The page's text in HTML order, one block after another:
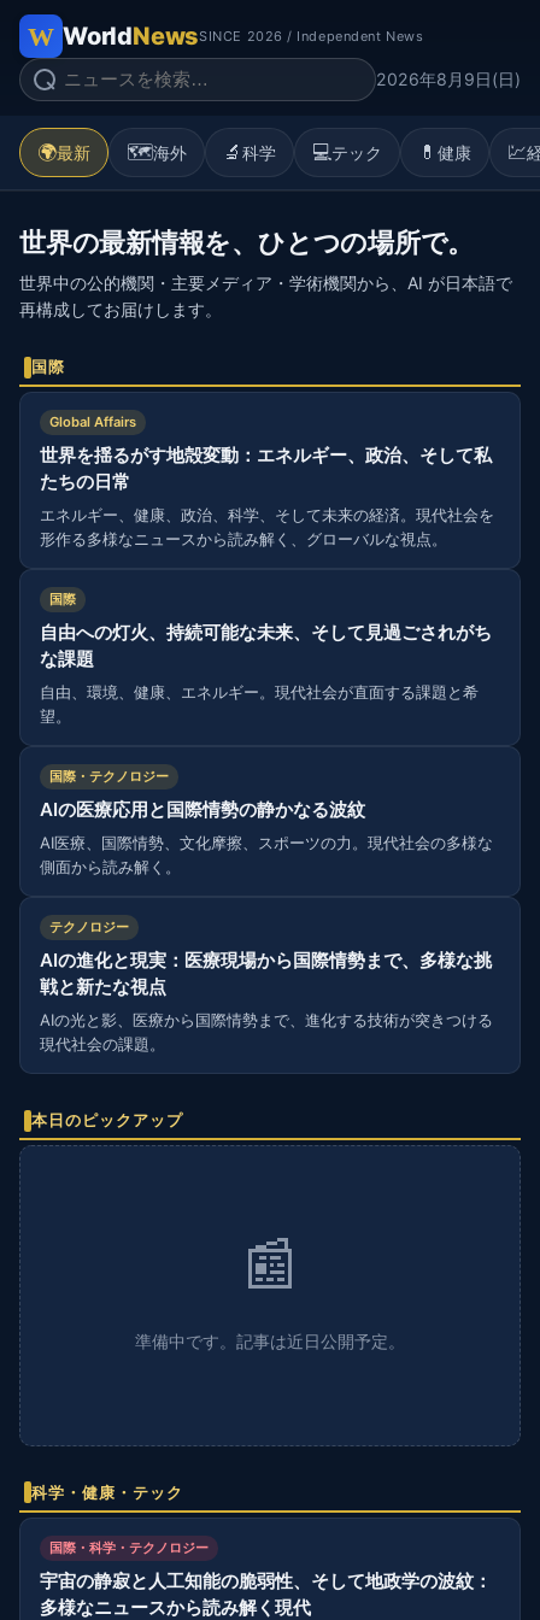
WorldNewsSINCE 2026 / Independent News
2026年8月9日(日)
🌍最新 🗺️海外 🔬 科学 💻テック 💊 健康 💹
世界の最新情報を、ひとつの場所で。
世界中の公的機関・主要メディア・学術機関から、AI が日本語で
再構成してお届けします。
国際
Global Affairs
世界を揺るがす地殻変動：エネルギー、政治、そして私
たちの日常
エネルギー、健康、政治、科学、そして未来の経済。現代社会を
形作る多様なニュースから読み解く、グローバルな視点。
国際
自由への灯火、持続可能な未来、そして見過ごされがち
な課題
自由、環境、健康、エネルギー。現代社会が直面する課題と希
望。
国際・テクノロジー
AIの医療応用と国際情勢の静かなる波紋
AI医療、国際情勢、文化摩擦、スポーツの力。現代社会の多様な
側面から読み解く。
テクノロジー
AIの進化と現実：医療現場から国際情勢まで、多様な挑
戦と新たな視点
AIの光と影、医療から国際情勢まで、進化する技術が突きつける
現代社会の課題。
本日のピックアップ
📰
準備中です。記事は近日公開予定。
科学・健康・テック
国際・科学・テクノロジー
宇宙の静寂と人工知能の脆弱性、そして地政学の波紋：
多様なニュースから読み解く現代